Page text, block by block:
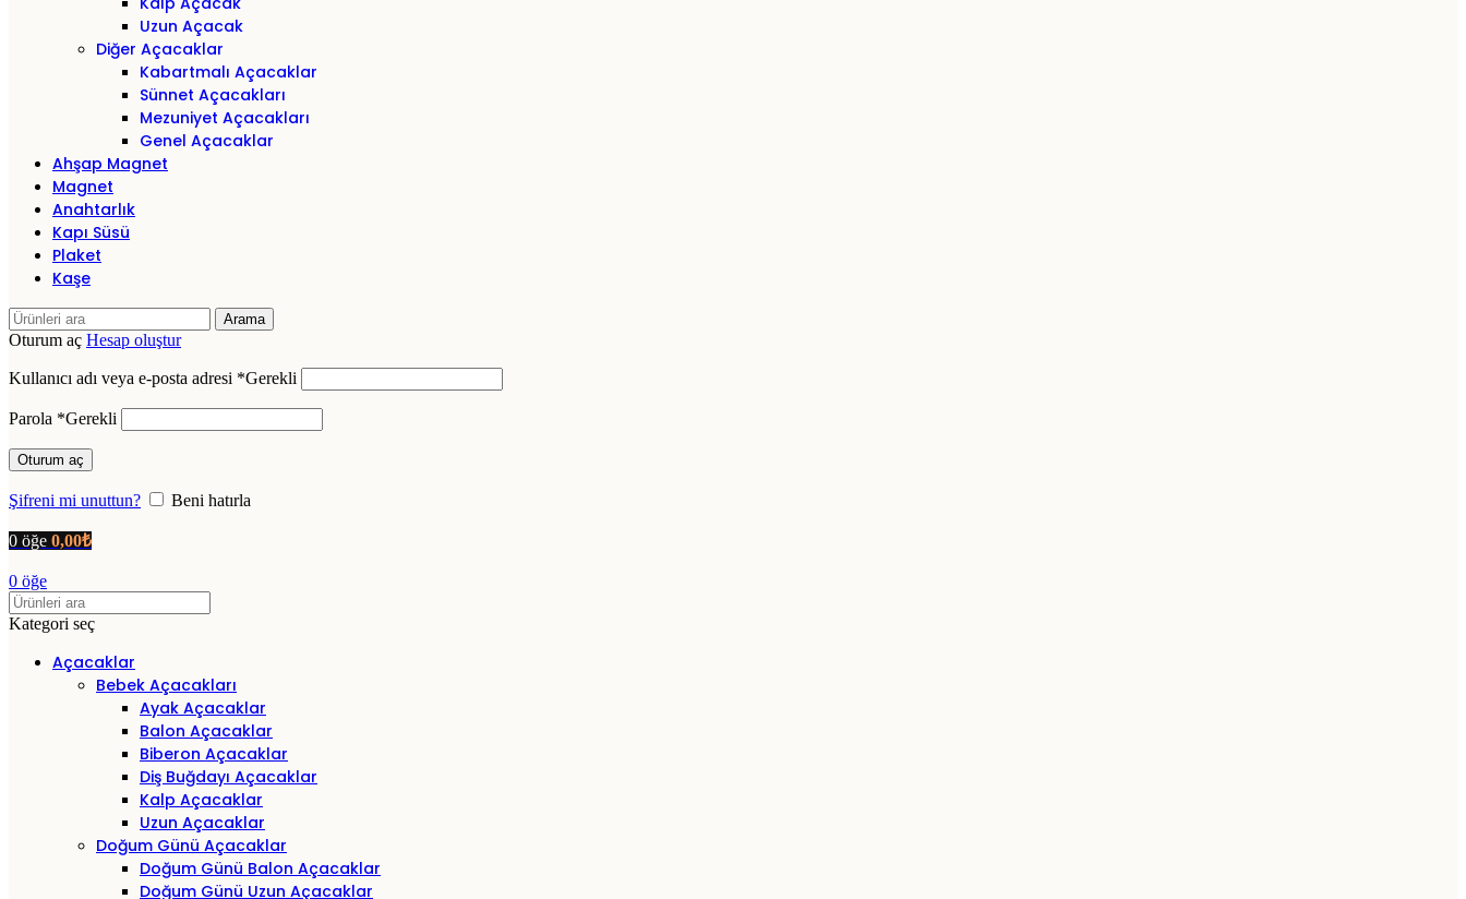
Uzun Açacak
Diğer Açacaklar
Kabartmalı Açacaklar
Sünnet Açacakları
Mezuniyet Açacakları
Genel Açacaklar
Ahşap Magnet
Magnet
Anahtarlık
Kapı Süsü
Plaket
Kaşe
Arama
Oturum aç Hesap oluştur
Kullanıcı adı veya e-posta adresi *Gerekli
Parola *Gerekli
Oturum aç
Şifreni mi unuttun? Beni hatırla
0 öğe 0,00₺
0 öğe
Kategori seç
Açacaklar
Bebek Açacakları
Ayak Açacaklar
Balon Açacaklar
Biberon Açacaklar
Diş Buğdayı Açacaklar
Kalp Açacaklar
Uzun Açacaklar
Doğum Günü Açacaklar
Doğum Günü Balon Açacaklar
Doğum Günü Uzun Açacaklar